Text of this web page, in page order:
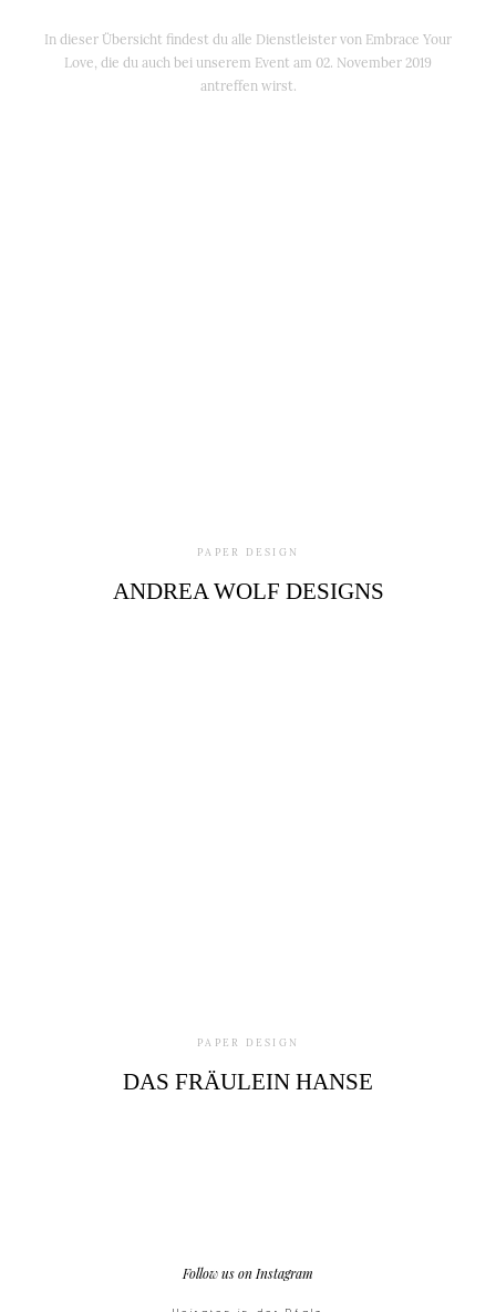
In dieser Übersicht findest du alle Dienstleister von Embrace Your
Love, die du auch bei unserem Event am 02. November 2019
antreffen wirst.
PAPER DESIGN
ANDREA WOLF DESIGNS
PAPER DESIGN
DAS FRÄULEIN HANSE
Follow us on Instagram